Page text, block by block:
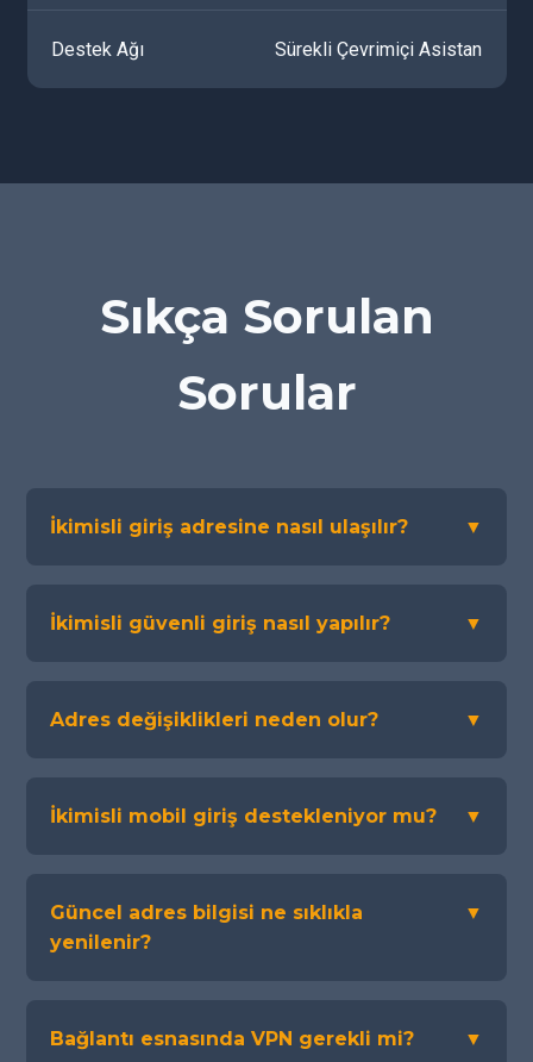
Destek Ağı Sürekli Çevrimiçi Asistan
Sıkça Sorulan
Sorular
İkimisli giriş adresine nasıl ulaşılır? ▼
İkimisli güvenli giriş nasıl yapılır? ▼
Adres değişiklikleri neden olur? ▼
İkimisli mobil giriş destekleniyor mu? ▼
Güncel adres bilgisi ne sıklıkla
yenilenir?
▼
Bağlantı esnasında VPN gerekli mi? ▼